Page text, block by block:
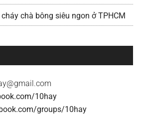
chà bông siêu ngon ở TPHCM
10hay
groups/10hay